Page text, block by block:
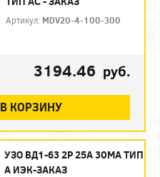
Артикул: MDV20-4-100-300
3194.46 руб.
В КОРЗИНУ
УЗО ВД1-63 2Р 25А 30МА ТИП
А ИЭК-ЗАКАЗ